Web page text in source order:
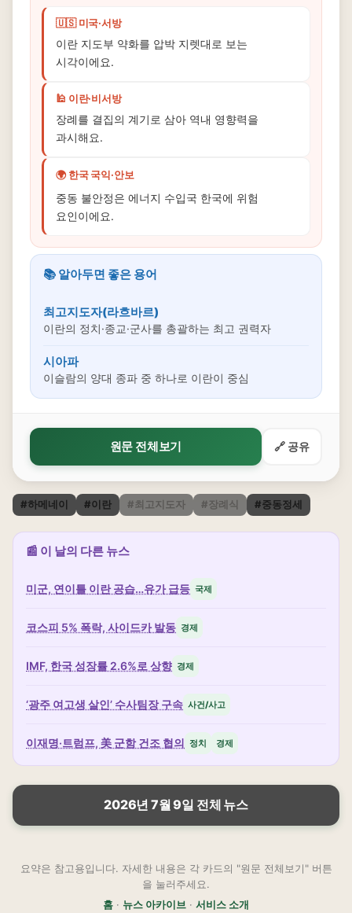
🇺🇸 미국·서방
이란 지도부 약화를 압박 지렛대로 보는
시각이에요.
🕌 이란·비서방
장례를 결집의 계기로 삼아 역내 영향력을
과시해요.
🌍 한국 국익·안보
중동 불안정은 에너지 수입국 한국에 위험
요인이에요.
📚 알아두면 좋은 용어
최고지도자(라흐바르)
이란의 정치·종교·군사를 총괄하는 최고 권력자
시아파
이슬람의 양대 종파 중 하나로 이란이 중심
원문 전체보기 🔗 공유
#하메네이 #이란 #최고지도자 #장례식 #중동정세
📰 이 날의 다른 뉴스
미군, 연이틀 이란 공습…유가 급등 국제
코스피 5% 폭락, 사이드카 발동 경제
IMF, 한국 성장률 2.6%로 상향 경제
‘광주 여고생 살인’ 수사팀장 구속 사건/사고
이재명·트럼프, 美 군함 건조 협의 정치 경제
2026년 7월 9일 전체 뉴스
요약은 참고용입니다. 자세한 내용은 각 카드의 "원문 전체보기" 버튼
을 눌러주세요.
홈 · 뉴스 아카이브 · 서비스 소개